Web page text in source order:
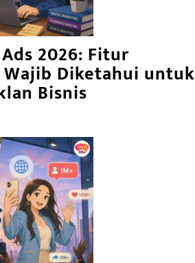
2026: Fitur
Diketahui untuk
Bisnis